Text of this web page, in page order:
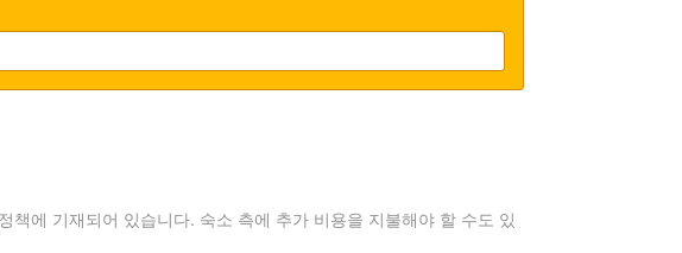
책에 기재되어 있습니다. 숙소 측에 추가 비용을 지불해야 할 수도 있